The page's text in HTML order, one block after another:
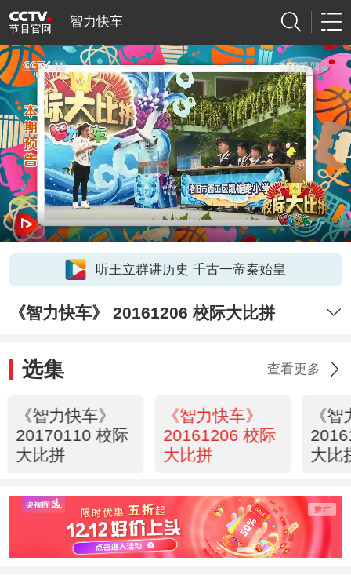
智力快车
听王立群讲历史 千古一帝秦始皇
《智力快车》 20161206 校际大比拼
选集 查看更多
《智力快车》
20170110 校际
大比拼
《智力快车》
20161206 校际
大比拼
《
大比